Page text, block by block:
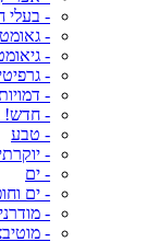
- בעלי
-
-
-
-
- חדש!
- טבע
-
- ים
- ים
- מודרני
-